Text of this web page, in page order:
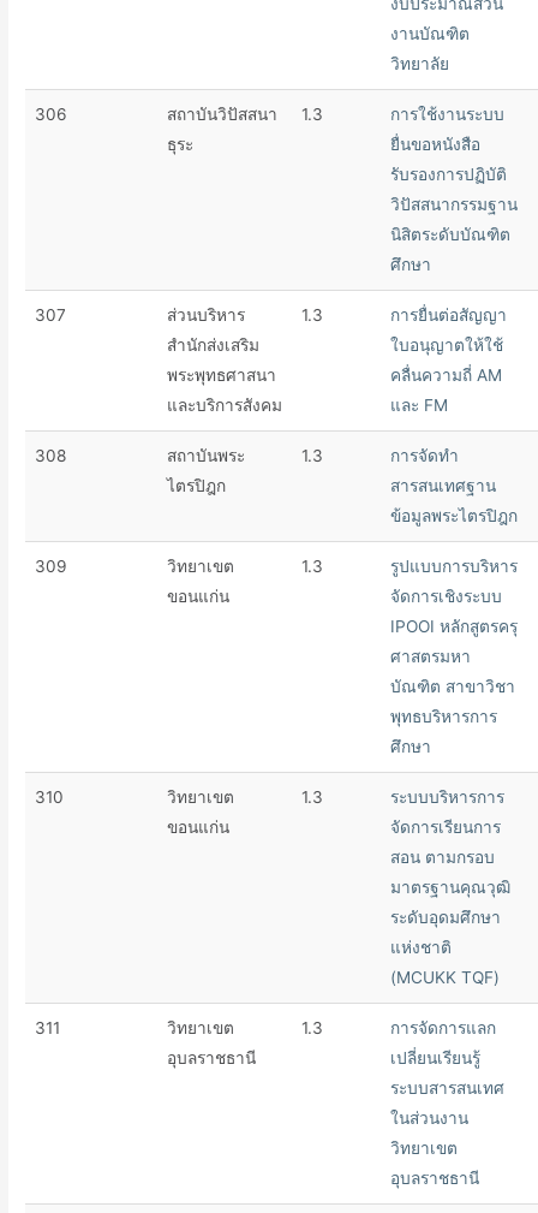
งานบัณฑิต
วิทยาลัย
306
สถาบันวิปัสสนา
ธุระ
1.3
การใช้งานระบบ
ยื่นขอหนังสือ
รับรองการปฏิบัติ
วิปัสสนากรรมฐาน
นิสิตระดับบัณฑิต
ศึกษา
307
ส่วนบริหาร
สำนักส่งเสริม
พระพุทธศาสนา
และบริการสังคม
1.3
การยื่นต่อสัญญา
ใบอนุญาตให้ใช้
คลื่นความถี่ AM
และ FM
308
สถาบันพระ
ไตรปิฎก
1.3
การจัดทำ
สารสนเทศฐาน
ข้อมูลพระไตรปิฎก
309
วิทยาเขต
ขอนแก่น
1.3
รูปแบบการบริหาร
จัดการเชิงระบบ
IPOOI หลักสูตรครุ
ศาสตรมหา
บัณฑิต สาขาวิชา
พุทธบริหารการ
ศึกษา
310
วิทยาเขต
ขอนแก่น
1.3
ระบบบริหารการ
จัดการเรียนการ
สอน ตามกรอบ
มาตรฐานคุณวุฒิ
ระดับอุดมศึกษา
แห่งชาติ
(MCUKK TQF)
311
วิทยาเขต
อุบลราชธานี
1.3
การจัดการแลก
เปลี่ยนเรียนรู้
ระบบสารสนเทศ
ในส่วนงาน
วิทยาเขต
อุบลราชธานี